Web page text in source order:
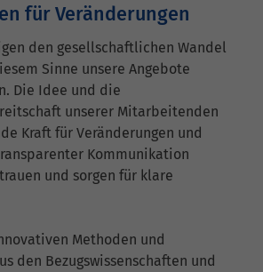
für Veränderungen
den gesellschaftlichen Wandel
Sinne unsere Angebote
Die Idee und die
unserer Mitarbeitenden
Kraft für Veränderungen und
Kommunikation
und sorgen für klare
Methoden und
den Bezugswissenschaften und